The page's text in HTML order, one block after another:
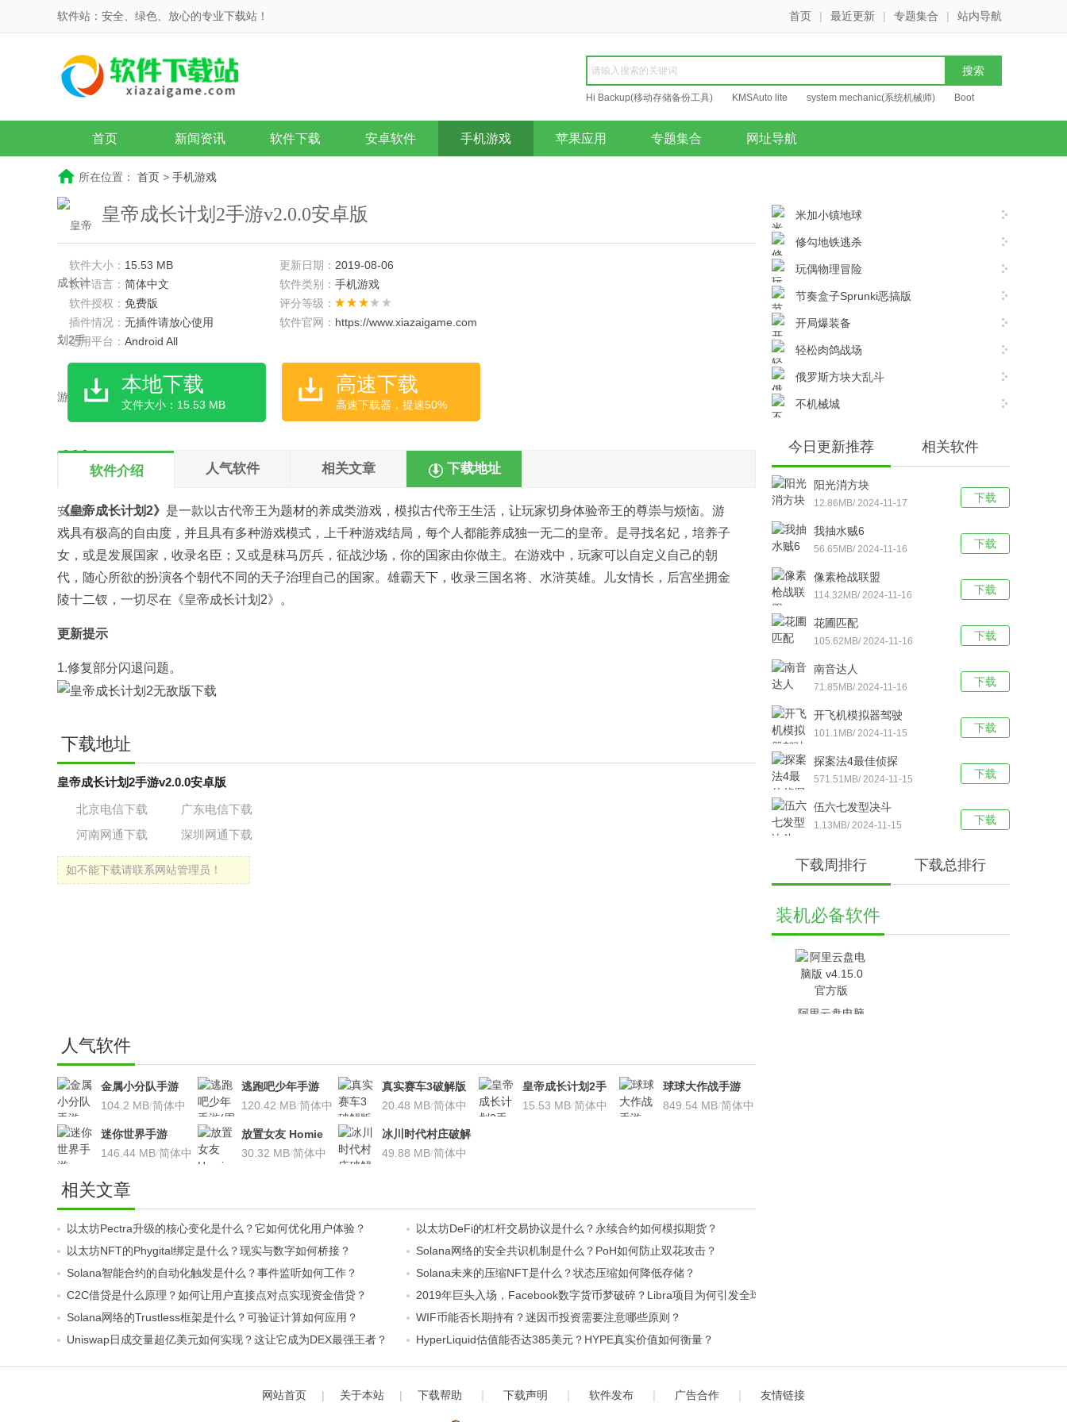
软件站：安全、绿色、放心的专业下载站！ 首页 | 最近更新 | 专题集合 | 站内导航
Hi Backup(移动存储备份工具) KMSAuto lite system mechanic(系统机械师) Boot
Repair
首页 新闻资讯 软件下载 安卓软件 手机游戏 苹果应用 专题集合 网址导航
所在位置： 首页 > 手机游戏
皇帝成长计划2手游v2.0.0安卓版
软件大小： 15.53 MB 更新日期： 2019-08-06
软件语言： 简体中文 软件类别： 手机游戏
软件授权： 免费版
评分等级：
插件情况： 无插件请放心使用 软件官网： https://www.xiazaigame.com
适用平台： Android All
本地下载
文件大小：15.53 MB
高速下载
高速下载器，提速50%
软件介绍 人气软件 相关文章 下载地址
《皇帝成长计划2》 是一款以古代帝王为题材的养成类游戏，模拟古代帝王生活，让玩家切身体验帝王的尊崇与烦恼。游
戏具有极高的自由度，并且具有多种游戏模式，上千种游戏结局，每个人都能养成独一无二的皇帝。是寻找名妃，培养子
女，或是发展国家，收录名臣；又或是秣马厉兵，征战沙场，你的国家由你做主。在游戏中，玩家可以自定义自己的朝
代，随心所欲的扮演各个朝代不同的天子治理自己的国家。雄霸天下，收录三国名将、水浒英雄。儿女情长，后宫坐拥金
陵十二钗，一切尽在《皇帝成长计划2》。
更新提示
1.修复部分闪退问题。
下载地址
皇帝成长计划2手游v2.0.0安卓版
北京电信下载
广东电信下载
河南网通下载
深圳网通下载
如不能下载请联系网站管理员！
人气软件
金属小分队手游
v1.8.8 直装高级无
104.2 MB/简体中
逃跑吧少年手游
(周年庆活动)v5.32
120.42 MB/简体中
真实赛车3破解版
V7.4.6无限金币版
20.48 MB/简体中
皇帝成长计划2手
游v2.0.0安卓版
15.53 MB/简体中
球球大作战手游
v11.0.0R1 安卓版
849.54 MB/简体中
迷你世界手游
v0.36.0 安卓版
146.44 MB/简体中
放置女友 Homie
girl 8.7 安卓破解
30.32 MB/简体中
冰川时代村庄破解
版v3.3.1无限金钱
49.88 MB/简体中
相关文章
以太坊Pectra升级的核心变化是什么？它如何优化用户体验？
以太坊DeFi的杠杆交易协议是什么？永续合约如何模拟期货？
以太坊NFT的Phygital绑定是什么？现实与数字如何桥接？
Solana网络的安全共识机制是什么？PoH如何防止双花攻击？
Solana智能合约的自动化触发是什么？事件监听如何工作？
Solana未来的压缩NFT是什么？状态压缩如何降低存储？
C2C借贷是什么原理？如何让用户直接点对点实现资金借贷？
2019年巨头入场，Facebook数字货币梦破碎？Libra项目为何引发全球监管风暴？
Solana网络的Trustless框架是什么？可验证计算如何应用？
WIF币能否长期持有？迷因币投资需要注意哪些原则？
Uniswap日成交量超亿美元如何实现？这让它成为DEX最强王者？
HyperLiquid估值能否达385美元？HYPE真实价值如何衡量？
米加小镇地球
修勾地铁逃杀
玩偶物理冒险
节奏盒子Sprunki恶搞版
开局爆装备
轻松肉鸽战场
俄罗斯方块大乱斗
不机械城
今日更新推荐 相关软件
下载
阳光消方块
12.86MB/ 2024-11-17
下载
我抽水贼6
56.65MB/ 2024-11-16
下载
像素枪战联盟
114.32MB/ 2024-11-16
下载
花圃匹配
105.62MB/ 2024-11-16
下载
南音达人
71.85MB/ 2024-11-16
下载
开飞机模拟器驾驶
101.1MB/ 2024-11-15
下载
探案法4最佳侦探
571.51MB/ 2024-11-15
下载
伍六七发型决斗
1.13MB/ 2024-11-15
下载周排行 下载总排行
装机必备软件
阿里云盘电脑
网站首页 | 关于本站 | 下载帮助 下载声明 软件发布 广告合作 友情链接